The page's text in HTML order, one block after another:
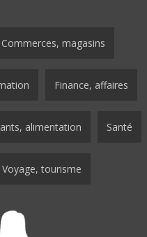
Commerces, magasins
Finance, affaires
alimentation Santé
Voyage, tourisme